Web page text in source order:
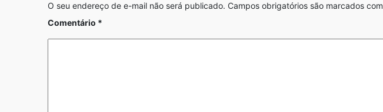
O seu endereço de e-mail não será publicado. Campos obrigatórios são marcados com
Comentário *